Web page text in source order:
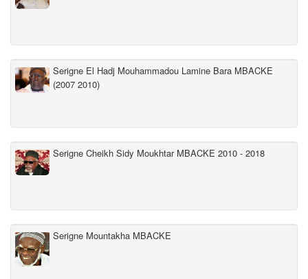
Serigne El Hadj Mouhammadou Lamine Bara MBACKE
(2007 2010)
Serigne Cheikh Sidy Moukhtar MBACKE 2010 - 2018
Serigne Mountakha MBACKE